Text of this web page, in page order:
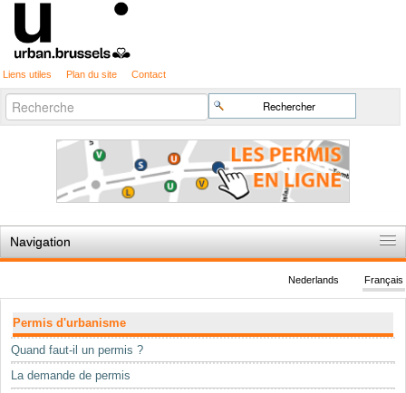
Liens utiles Plan du site Contact
Chercher par
Recherche
avancée…
Navigation
Règles du jeu
Permis d'urbanisme
Cartographie
Etudes et publications
Français
Nederlands
Permis d'urbanisme
Quand faut-il un permis ?
La demande de permis